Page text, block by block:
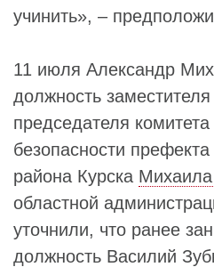
учинить», –
11 июля Александр
должность
председателя
безопасности
района Курска Михаила
областной
уточнили, что ранее
должность Василий